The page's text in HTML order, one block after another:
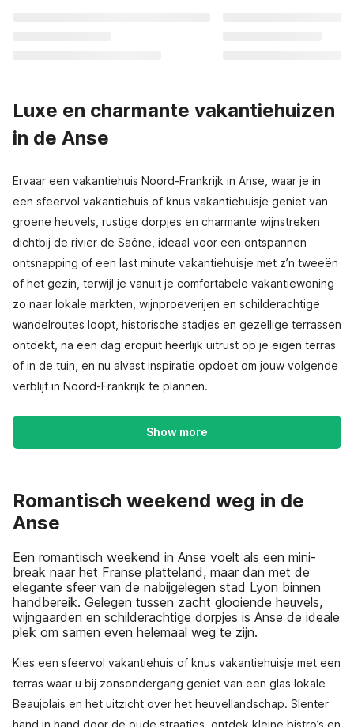
Luxe en charmante vakantiehuizen
in de Anse
Ervaar een vakantiehuis Noord-Frankrijk in Anse, waar je in
een sfeervol vakantiehuis of knus vakantiehuisje geniet van
groene heuvels, rustige dorpjes en charmante wijnstreken
dichtbij de rivier de Saône, ideaal voor een ontspannen
ontsnapping of een last minute vakantiehuisje met z’n tweeën
of het gezin, terwijl je vanuit je comfortabele vakantiewoning
zo naar lokale markten, wijnproeverijen en schilderachtige
wandelroutes loopt, historische stadjes en gezellige terrassen
ontdekt, na een dag eropuit heerlijk uitrust op je eigen terras
of in de tuin, en nu alvast inspiratie opdoet om jouw volgende
verblijf in Noord-Frankrijk te plannen.
Show more
Romantisch weekend weg in de
Anse
Een romantisch weekend in Anse voelt als een mini-
break naar het Franse platteland, maar dan met de
elegante sfeer van de nabijgelegen stad Lyon binnen
handbereik. Gelegen tussen zacht glooiende heuvels,
wijngaarden en schilderachtige dorpjes is Anse de ideale
plek om samen even helemaal weg te zijn.
Kies een sfeervol vakantiehuis of knus vakantiehuisje met een
terras waar u bij zonsondergang geniet van een glas lokale
Beaujolais en het uitzicht over het heuvellandschap. Slenter
hand in hand door de oude straatjes, ontdek kleine bistro’s en